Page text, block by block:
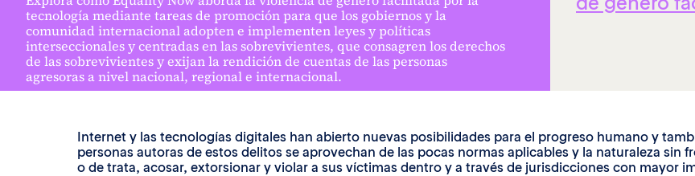
tecnología mediante tareas de promoción para que los gobiernos y la
comunidad internacional adopten e implementen leyes y políticas
interseccionales y centradas en las sobrevivientes, que consagren los derechos
de las sobrevivientes y exijan la rendición de cuentas de las personas
agresoras a nivel nacional, regional e internacional.
Internet y las tecnologías digitales han abierto nuevas posibilidades para el progreso humano y
personas autoras de estos delitos se aprovechan de las pocas normas aplicables y la naturaleza sin
o de trata, acosar, extorsionar y violar a sus víctimas dentro y a través de jurisdicciones con mayor